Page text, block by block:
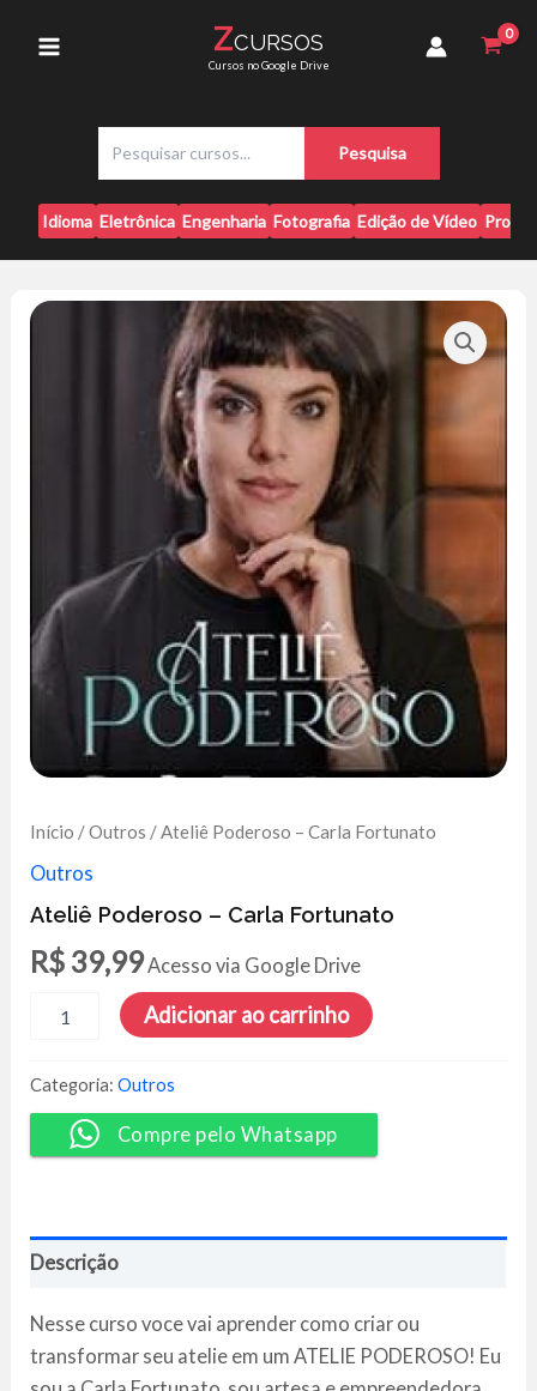
Menu
ZCURSOS
Cursos no Google Drive
s
q
u
i
a
Pesquisa
Idioma Eletrônica Engenharia Fotografia Edição de Vídeo
Início /Outros / Ateliê Poderoso – Carla Fortunato
Outros
Ateliê Poderoso – Carla Fortunato
R$ 39,99Acesso via Google Drive
Poderoso
Carla
Fortunato
quantidade
Adicionar ao carrinho
Categoria:Outros
Compre pelo Whatsapp
Descrição
Nesse curso voce vai aprender como criar ou
transformar seu atelie em um ATELIE PODEROSO! Eu
Fortunato